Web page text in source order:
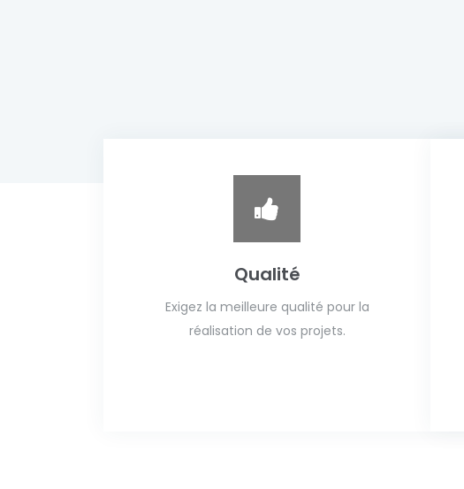
Qualité
Exigez la meilleure qualité pour la
réalisation de vos projets.